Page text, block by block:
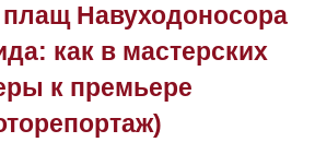
Навуходоносора
как в мастерских
к премьере